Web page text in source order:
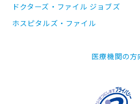
ドクターズ・ファイル ジョブズ
ホスピタルズ・ファイル
医療機関の